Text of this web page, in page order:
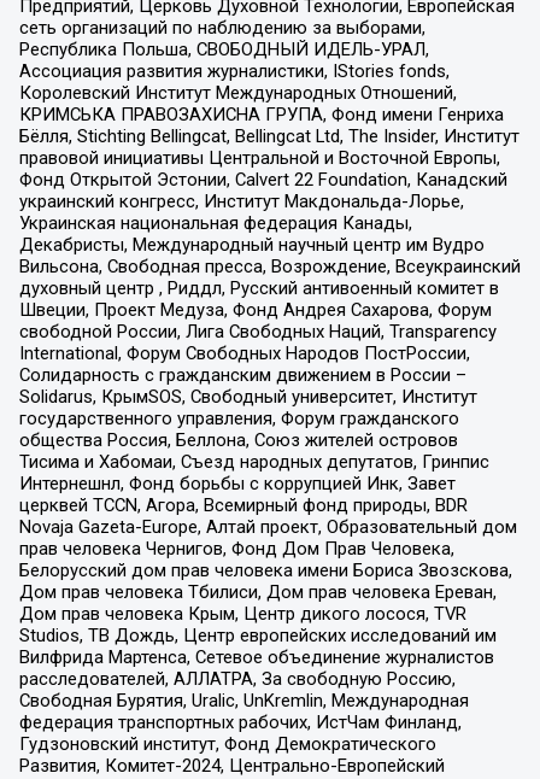
Предприятий, Церковь Духовной Технологии, Европейская
сеть организаций по наблюдению за выборами,
Республика Польша, СВОБОДНЫЙ ИДЕЛЬ-УРАЛ,
Ассоциация развития журналистики, IStories fonds,
Королевский Институт Международных Отношений,
КРИМСЬКА ПРАВОЗАХИСНА ГРУПА, Фонд имени Генриха
Бёлля, Stichting Bellingcat, Bellingcat Ltd, The Insider, Институт
правовой инициативы Центральной и Восточной Европы,
Фонд Открытой Эстонии, Calvert 22 Foundation, Канадский
украинский конгресс, Институт Макдональда-Лорье,
Украинская национальная федерация Канады,
Декабристы, Международный научный центр им Вудро
Вильсона, Свободная пресса, Возрождение, Всеукраинский
духовный центр , Риддл, Русский антивоенный комитет в
Швеции, Проект Медуза, Фонд Андрея Сахарова, Форум
свободной России, Лига Свободных Наций, Transparеncy
International, Форум Свободных Народов ПостРоссии,
Солидарность с гражданским движением в России –
Solidarus, КрымSOS, Свободный университет, Институт
государственного управления, Форум гражданского
общества Россия, Беллона, Союз жителей островов
Тисима и Хабомаи, Съезд народных депутатов, Гринпис
Интернешнл, Фонд борьбы с коррупцией Инк, Завет
церквей TCCN, Агора, Всемирный фонд природы, BDR
Novaja Gazeta-Europe, Алтай проект, Образовательный дом
прав человека Чернигов, Фонд Дом Прав Человека,
Белорусский дом прав человека имени Бориса Звозскова,
Дом прав человека Тбилиси, Дом прав человека Ереван,
Дом прав человека Крым, Центр дикого лосося, TVR
Studios, ТВ Дождь, Центр европейских исследований им
Вилфрида Мартенса, Сетевое объединение журналистов
расследователей, АЛЛАТРА, За свободную Россию,
Свободная Бурятия, Uralic, UnKremlin, Международная
федерация транспортных рабочих, ИстЧам Финланд,
Гудзоновский институт, Фонд Демократического
Развития, Комитет-2024, Центрально-Европейский